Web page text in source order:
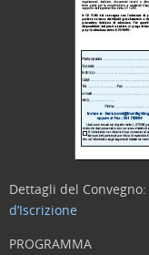
Dettagli del Convegno:
d’Iscrizione
PROGRAMMA